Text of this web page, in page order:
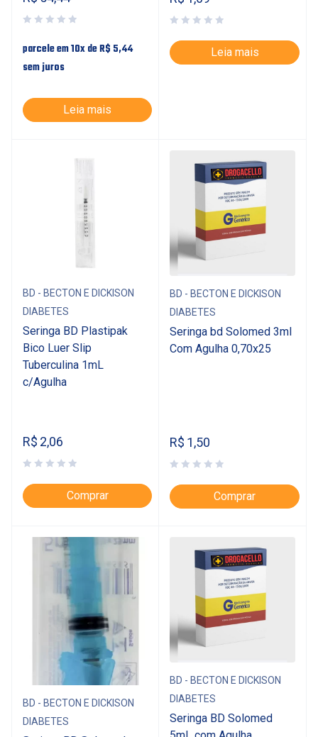
parcele em 10x deR$ 5,44
sem juros
Leia mais
Leia mais
BD - BECTON E DICKISON
DIABETES
Seringa BD Plastipak
Bico Luer Slip
Tuberculina 1mL
c/Agulha
R$ 2,06
Comprar
BD - BECTON E DICKISON
DIABETES
Seringa bd Solomed 3ml
Com Agulha 0,70x25
R$ 1,50
Comprar
BD - BECTON E DICKISON
DIABETES
BD - BECTON E DICKISON
DIABETES
Seringa BD Solomed